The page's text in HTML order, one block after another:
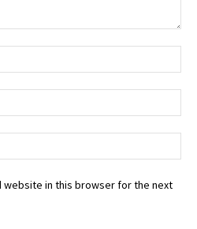
website in this browser for the next